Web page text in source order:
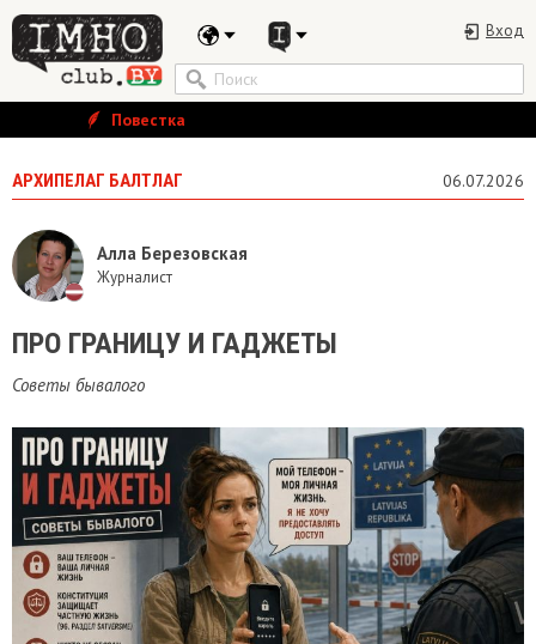
Вход
Повестка
АРХИПЕЛАГ БАЛТЛАГ 06.07.2026
Алла Березовская
Журналист
ПРО ГРАНИЦУ И ГАДЖЕТЫ
Советы бывалого